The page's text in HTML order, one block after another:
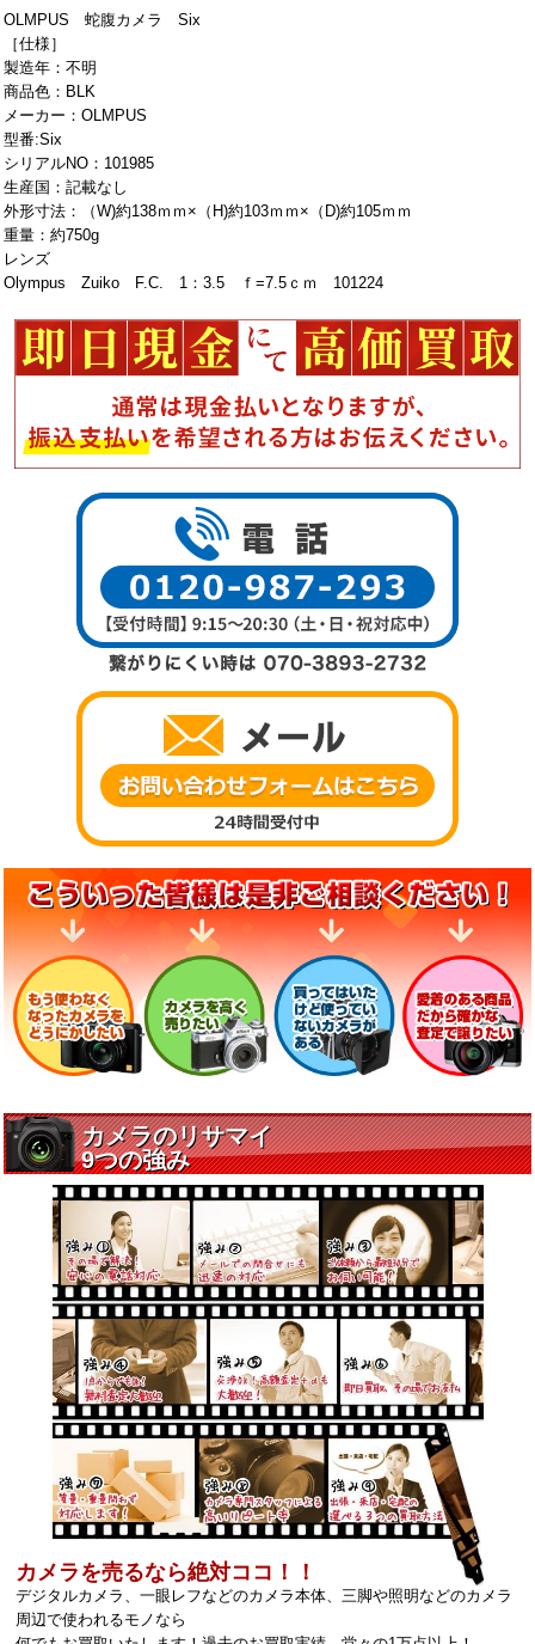
OLMPUS 蛇腹カメラ Six
［仕様］
製造年：不明
商品色：BLK
メーカー：OLMPUS
型番:Six
シリアルNO：101985
生産国：記載なし
外形寸法：（W)約138ｍｍ×（H)約103ｍｍ×（D)約105ｍｍ
重量：約750g
レンズ
Olympus Zuiko F.C. 1：3.5 ｆ=7.5ｃｍ 101224
カメラを売るなら絶対ココ！！
デジタルカメラ、一眼レフなどのカメラ本体、三脚や照明などのカメラ
周辺で使われるモノなら